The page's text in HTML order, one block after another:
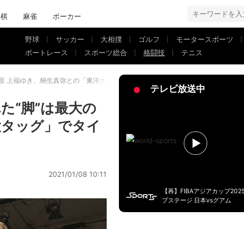
麻雀 ポーカー
野球 サッカー 大相撲 ゴルフ
モータースポーツ
ボートレース
スポーツ総合 格闘技 テニス
上福ゆき、桐生真弥との「東洋大タッグ」でタイトルマッチ大健闘
“脚”は最大の
ッグ」でタイ
2021/01/08 10:11
テレビ放送中
【再】FIBAアジアカップ
プステージ 日本vsグアム